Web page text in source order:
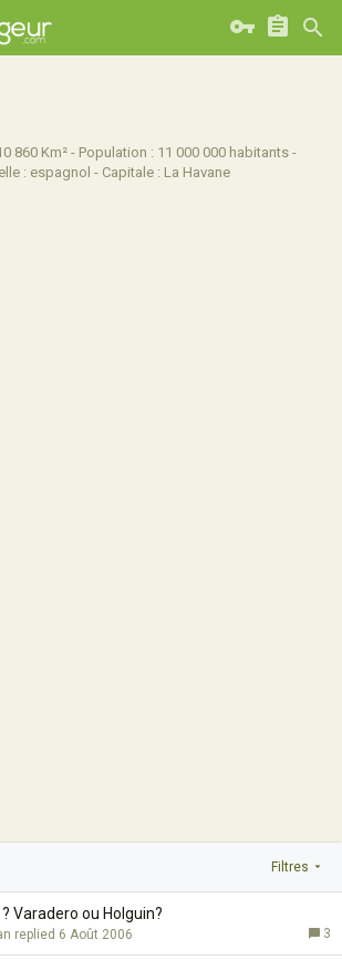
860 Km² - Population : 11 000 000 habitants -
: espagnol - Capitale : La Havane
Filtres
Varadero ou Holguin?
3
6 Août 2006